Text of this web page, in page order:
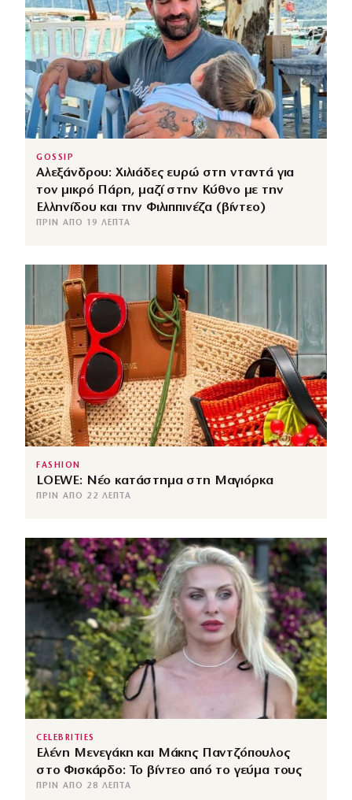
GOSSIP
Αλεξάνδρου: Χιλιάδες ευρώ στη νταντά για
τον μικρό Πάρη, μαζί στην Κύθνο με την
Ελληνίδου και την Φιλιππινέζα (βίντεο)
ΠΡΙΝ ΑΠΌ 19 ΛΕΠΤΆ
FASHION
LOEWE: Νέο κατάστημα στη Μαγιόρκα
ΠΡΙΝ ΑΠΌ 22 ΛΕΠΤΆ
CELEBRITIES
Ελένη Μενεγάκη και Μάκης Παντζόπουλος
στο Φισκάρδο: Το βίντεο από το γεύμα τους
ΠΡΙΝ ΑΠΌ 28 ΛΕΠΤΆ